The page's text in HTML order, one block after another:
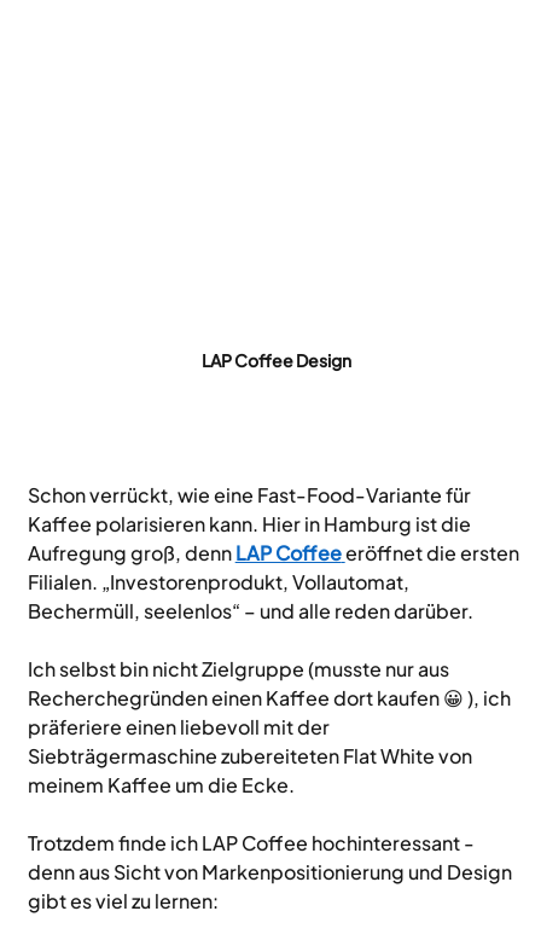
LAP Coffee Design
Schon verrückt, wie eine Fast-Food-Variante für
Kaffee polarisieren kann. Hier in Hamburg ist die
Aufregung groß, denn LAP Coffeeeröffnet die ersten
Filialen. „Investorenprodukt, Vollautomat,
Bechermüll, seelenlos“ – und alle reden darüber.
Ich selbst bin nicht Zielgruppe (musste nur aus
Recherchegründen einen Kaffee dort kaufen 😀 ), ich
präferiere einen liebevoll mit der
Siebträgermaschine zubereiteten Flat White von
meinem Kaffee um die Ecke.
Trotzdem finde ich LAP Coffee hochinteressant -
denn aus Sicht von Markenpositionierung und Design
gibt es viel zu lernen: